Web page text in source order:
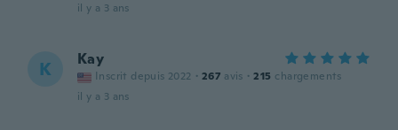
il y a 3 ans
K Kay
Inscrit depuis 2022 · 267 avis · 215 chargements
il y a 3 ans